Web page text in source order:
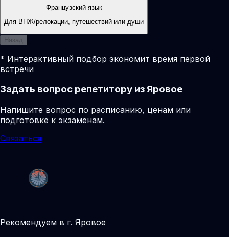
Французский язык
Для ВНЖ/релокации, путешествий или души
Назад
* Интерактивный подбор экономит время первой
встречи
Задать вопрос репетитору из Яровое
Напишите вопрос по расписанию, ценам или
подготовке к экзаменам.
Связаться
Рекомендуем в г. Яровое